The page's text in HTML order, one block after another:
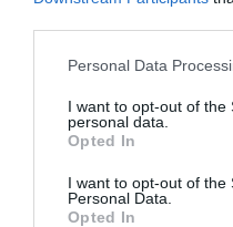
Please note that this
not limited to your visit or
grant or deny consent to
use your data for below
consent section.
Personal Data
I want to opt-out of the
personal data.
Opted In
I want to opt-out of the
Personal Data.
Opted In
περιοχές της Αττικής.
10:13 | 08 Αυγούστου 2026